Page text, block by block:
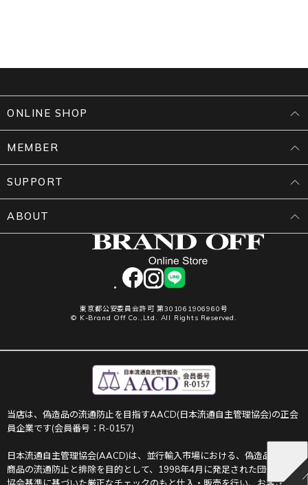
facebookinstagram
LINE
東京都公安委員会許可 第301061906960号
© K-Brand Off Co.,Ltd. All Rights Reserved.
ONLINE SHOP
MEMBER
SUPPORT
ABOUT
当店は、偽造品の流通防止を目指すAACD(日本流通自主管理協会)の正会
員企業です(会員番号：R-0157)
日本流通自主管理協会(AACD)は、並行輸入市場における、偽造品や不正
商品の流通防止と排除を目的として、1998年4月に発足された団体です。